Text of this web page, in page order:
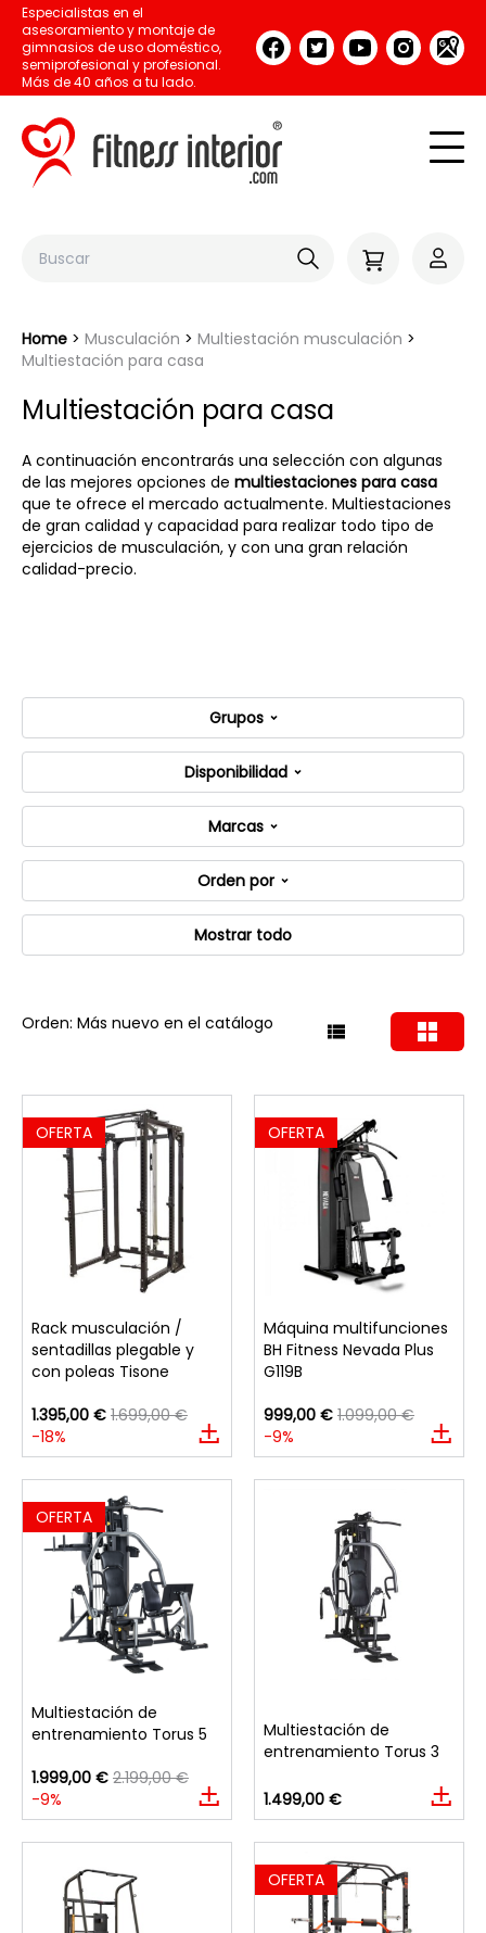
Especialistas en el
asesoramiento y montaje de
gimnasios de uso doméstico,
semiprofesional y profesional.
Más de 40 años a tu lado.
Home Musculación
Multiestación musculación
Multiestación para casa
Multiestación para casa
A continuación encontrarás una selección con algunas
de las mejores opciones de multiestaciones para casa
que te ofrece el mercado actualmente. Multiestaciones
de gran calidad y capacidad para realizar todo tipo de
ejercicios de musculación, y con una gran relación
calidad-precio.
Grupos
Disponibilidad
Marcas
Orden por
Mostrar todo
Orden: Más nuevo en el catálogo
OFERTA
Rack musculación /
sentadillas plegable y
con poleas Tisone
1.395,00 € 1.699,00 €
-18%
OFERTA
Máquina multifunciones
BH Fitness Nevada Plus
G119B
999,00 € 1.099,00 €
-9%
OFERTA
Multiestación de
entrenamiento Torus 5
1.999,00 € 2.199,00 €
-9%
Multiestación de
entrenamiento Torus 3
1.499,00 €
OFERTA